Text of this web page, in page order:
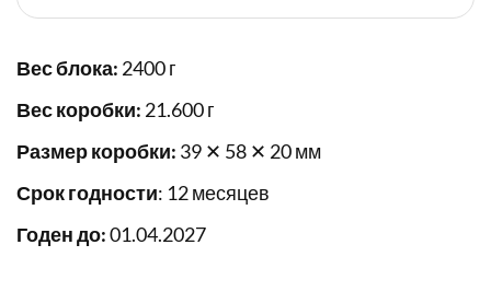
Вес блока: 2400 г
Вес коробки: 21.600 г
Размер коробки: 39 ✕ 58 ✕ 20 мм
Срок годности: 12 месяцев
Годен до:01.04.2027